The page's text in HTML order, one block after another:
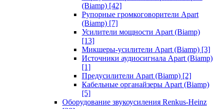
(Biamp) [42]
Рупорные громкоговорители Apart
(Biamp) [7]
Усилители мощности Apart (Biamp)
[13]
Микшеры-усилители Apart (Biamp) [3]
Источники аудиосигнала Apart (Biamp)
[1]
Предусилители Apart (Biamp) [2]
Кабельные органайзеры Apart (Biamp)
[5]
Оборудование звукоусиления Renkus-Heinz